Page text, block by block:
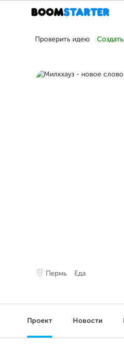
Проверить идею Создать
Пермь Еда
Проект Новости